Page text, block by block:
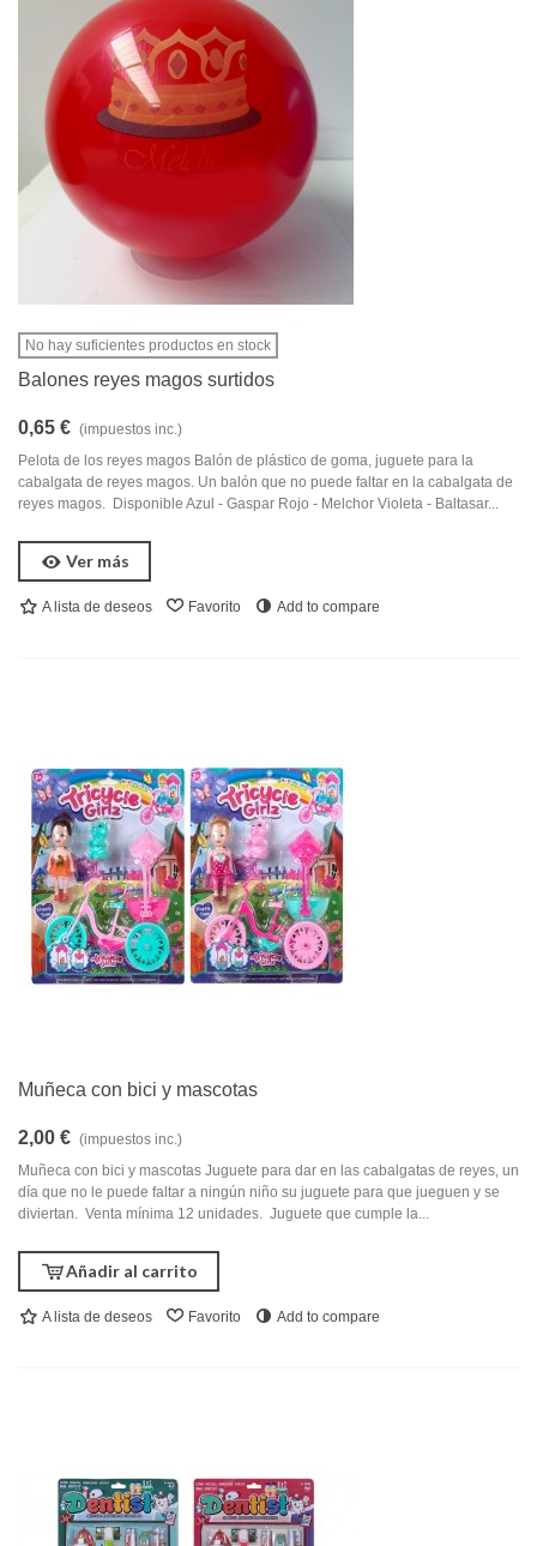
No hay suficientes productos en stock
Balones reyes magos surtidos
0,65 € (impuestos inc.)
Pelota de los reyes magos Balón de plástico de goma, juguete para la
cabalgata de reyes magos. Un balón que no puede faltar en la cabalgata de
reyes magos. Disponible Azul - Gaspar Rojo - Melchor Violeta - Baltasar...
Ver más
A lista de deseos Favorito Add to compare
Muñeca con bici y mascotas
2,00 € (impuestos inc.)
Muñeca con bici y mascotas Juguete para dar en las cabalgatas de reyes, un
día que no le puede faltar a ningún niño su juguete para que jueguen y se
diviertan. Venta mínima 12 unidades. Juguete que cumple la...
Añadir al carrito
A lista de deseos Favorito Add to compare